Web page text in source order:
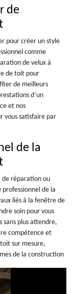
de
pour créer un style
comme
de velux à
de toit pour
de meilleurs
d’un
et nos
vous satisfaire par
de la
de réparation ou
de la
liés à la fenêtre de
soin pour vous
sans plus attendre,
compétence et
sur mesure,
de la construction